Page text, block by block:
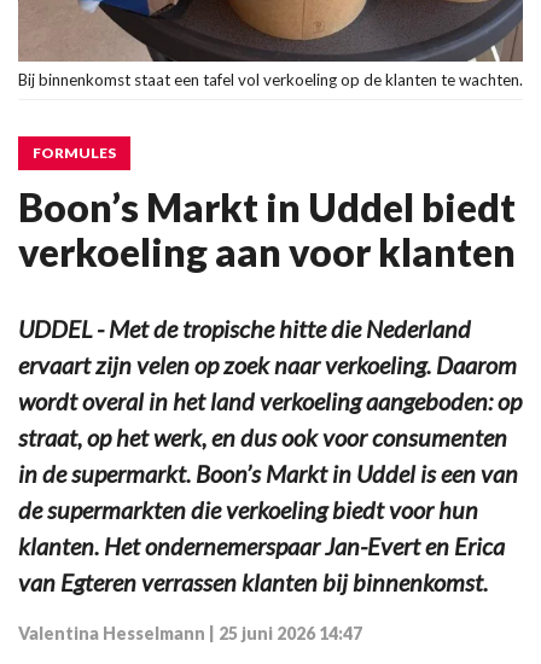
Bij binnenkomst staat een tafel vol verkoeling op de klanten te wachten.
FORMULES
Boon’s Markt in Uddel biedt
verkoeling aan voor klanten
UDDEL - Met de tropische hitte die Nederland
ervaart zijn velen op zoek naar verkoeling. Daarom
wordt overal in het land verkoeling aangeboden: op
straat, op het werk, en dus ook voor consumenten
in de supermarkt. Boon’s Markt in Uddel is een van
de supermarkten die verkoeling biedt voor hun
klanten. Het ondernemerspaar Jan-Evert en Erica
van Egteren verrassen klanten bij binnenkomst.
Valentina Hesselmann 25 juni 2026 14:47